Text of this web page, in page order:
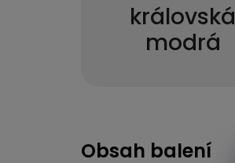
královská
modrá
Obsah balení